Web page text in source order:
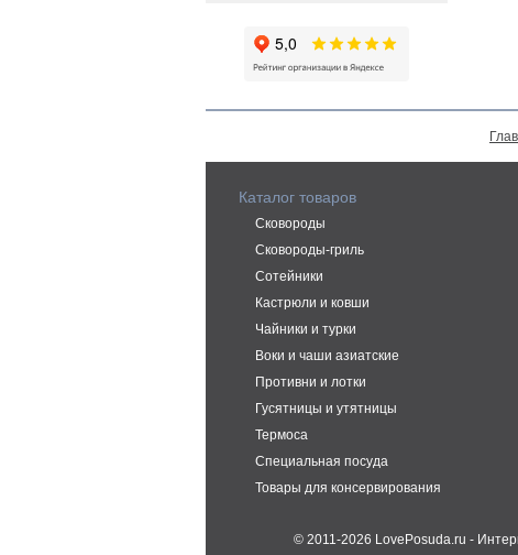
Каталог товаров
Сковороды
Сковороды-гриль
Сотейники
Кастрюли и ковши
Чайники и турки
Воки и чаши азиатские
Противни и лотки
Гусятницы и утятницы
Термоса
Специальная посуда
Товары для консервирования
© 2011-2026 LovePosuda.ru -